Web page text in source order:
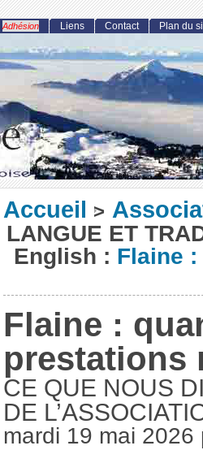
Accueil >
LANGUE ET
English : Flaine
Flaine :
CE QUE NOUS
DE
mardi 19 mai 2026
Adhésion Liens Contact Plan du